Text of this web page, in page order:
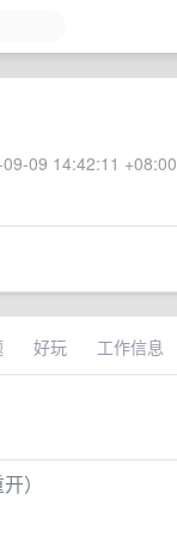
09 14:42:11 +08:00
好玩 工作信息
）